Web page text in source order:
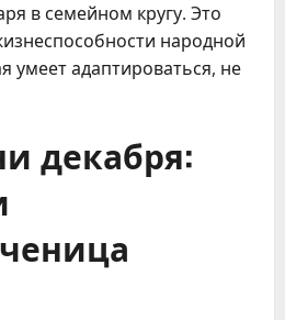
в семейном кругу. Это
народной
умеет адаптироваться, не
декабря: